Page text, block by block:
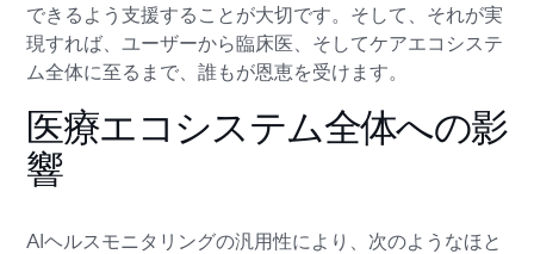
できるよう支援することが大切です。そして、それが実
現すれば、ユーザーから臨床医、そしてケアエコシステ
ム全体に至るまで、誰もが恩恵を受けます。
医療エコシステム全体への影
響
AIヘルスモニタリングの汎用性により、次のようなほと